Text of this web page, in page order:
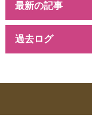
最新の記事
過去ログ